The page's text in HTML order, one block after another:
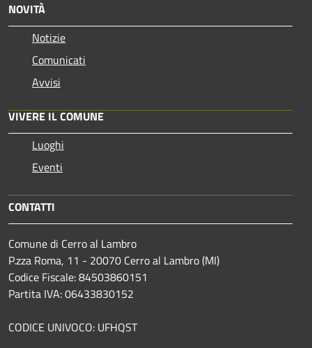
NOVITÀ
Notizie
Comunicati
Avvisi
VIVERE IL COMUNE
Luoghi
Eventi
CONTATTI
Comune di Cerro al Lambro
P.zza Roma, 11 - 20070 Cerro al Lambro (MI)
Codice Fiscale: 84503860151
Partita IVA: 06433830152
CODICE UNIVOCO: UFHQST